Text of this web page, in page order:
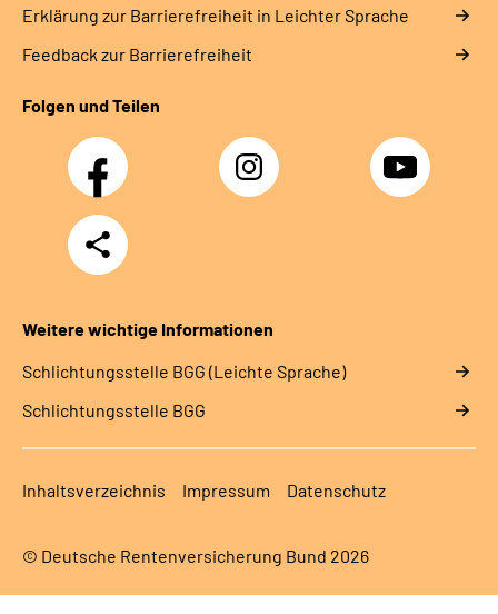
Erklärung zur Barrierefreiheit in Leichter Sprache
Feedback zur Barrierefreiheit
Folgen und Teilen
Facebook Instagram YouTube
Teilen
Weitere wichtige Informationen
Schlich­tungs­stel­le BGG (Leichte Sprache)
Schlich­tungs­stel­le BGG
Inhaltsverzeichnis Impressum Datenschutz
© Deutsche Rentenversicherung Bund 2026